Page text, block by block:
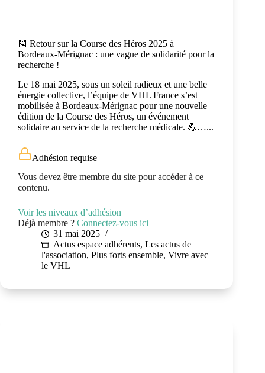
🎽 Retour sur la Course des Héros 2025 à
Bordeaux-Mérignac : une vague de solidarité pour la
recherche !
Le 18 mai 2025, sous un soleil radieux et une belle
énergie collective, l’équipe de VHL France s’est
mobilisée à Bordeaux-Mérignac pour une nouvelle
édition de la Course des Héros, un événement
solidaire au service de la recherche médicale. 💪…...
Adhésion requise
Vous devez être membre du site pour accéder à ce
contenu.
Voir les niveaux d’adhésion
Déjà membre ? Connectez-vous ici
31 mai 2025
Actus espace adhérents, Les actus de
l'association, Plus forts ensemble, Vivre avec
le VHL